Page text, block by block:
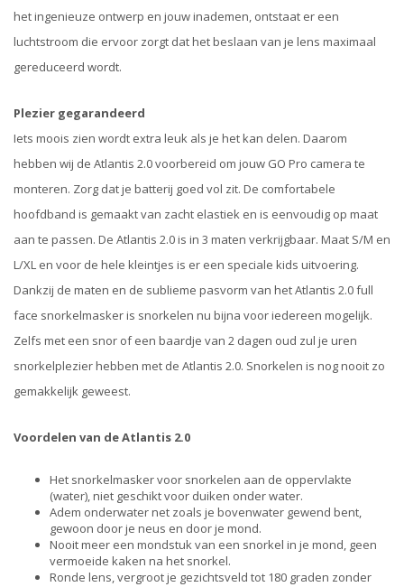
het ingenieuze ontwerp en jouw inademen, ontstaat er een
luchtstroom die ervoor zorgt dat het beslaan van je lens maximaal
gereduceerd wordt.
Plezier gegarandeerd
Iets moois zien wordt extra leuk als je het kan delen. Daarom
hebben wij de Atlantis 2.0 voorbereid om jouw GO Pro camera te
monteren. Zorg dat je batterij goed vol zit. De comfortabele
hoofdband is gemaakt van zacht elastiek en is eenvoudig op maat
aan te passen. De Atlantis 2.0 is in 3 maten verkrijgbaar. Maat S/M en
L/XL en voor de hele kleintjes is er een speciale kids uitvoering.
Dankzij de maten en de sublieme pasvorm van het Atlantis 2.0 full
face snorkelmasker is snorkelen nu bijna voor iedereen mogelijk.
Zelfs met een snor of een baardje van 2 dagen oud zul je uren
snorkelplezier hebben met de Atlantis 2.0. Snorkelen is nog nooit zo
gemakkelijk geweest.
Voordelen van de Atlantis 2.0
Het snorkelmasker voor snorkelen aan de oppervlakte
(water), niet geschikt voor duiken onder water.
Adem onderwater net zoals je bovenwater gewend bent,
gewoon door je neus en door je mond.
Nooit meer een mondstuk van een snorkel in je mond, geen
vermoeide kaken na het snorkel.
Ronde lens, vergroot je gezichtsveld tot 180 graden zonder